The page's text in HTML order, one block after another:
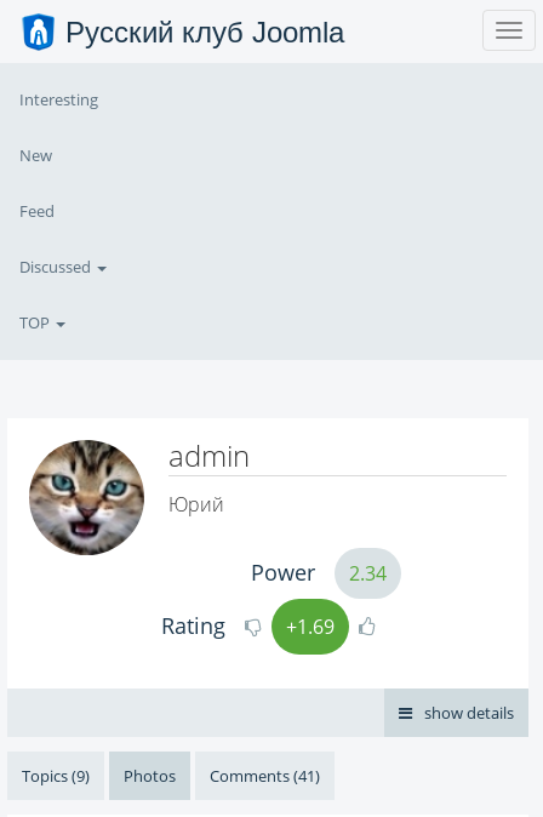
Русский клуб Joomla
Interesting
New
Feed
Discussed
TOP
admin
Юрий
Power 2.34
Rating +1.69
show details
Topics (9) Photos Comments (41)